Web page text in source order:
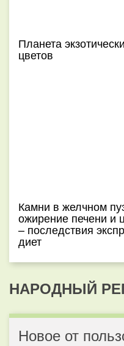
Планета
цветов
Камни в желчном
ожирение печени и
– последствия
диет
НАРОДНЫЙ
Новое от